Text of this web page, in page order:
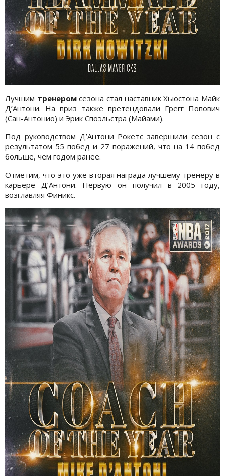
Лучшим тренеромсезона стал наставник Хьюстона Майк
Д’Антони. На приз также претендовали Грегг Попович
(Сан-Антонио) и Эрик Споэльстра (Майами).
Под руководством Д’Антони Рокетс завершили сезон с
результатом 55 побед и 27 поражений, что на 14 побед
больше, чем годом ранее.
Отметим, что это уже вторая награда лучшему тренеру в
карьере Д’Антони. Первую он получил в 2005 году,
возглавляя Финикс.